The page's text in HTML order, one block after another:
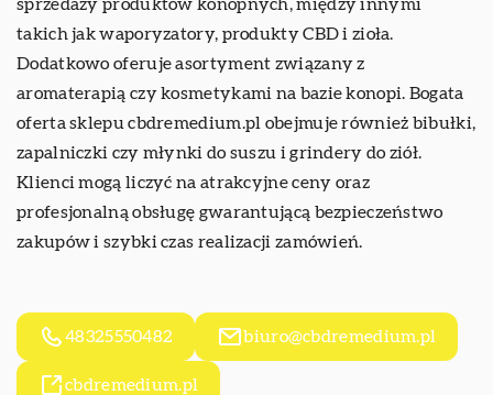
sprzedaży produktów konopnych, między innymi
takich jak waporyzatory, produkty CBD i zioła.
Dodatkowo oferuje asortyment związany z
aromaterapią czy kosmetykami na bazie konopi. Bogata
oferta sklepu cbdremedium.pl obejmuje również bibułki,
zapalniczki czy młynki do suszu i grindery do ziół.
Klienci mogą liczyć na atrakcyjne ceny oraz
profesjonalną obsługę gwarantującą bezpieczeństwo
zakupów i szybki czas realizacji zamówień.
48325550482 biuro@cbdremedium.pl
cbdremedium.pl